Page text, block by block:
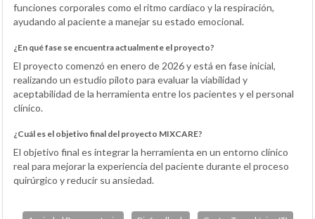
funciones corporales como el ritmo cardíaco y la respiración,
ayudando al paciente a manejar su estado emocional.
¿En qué fase se encuentra actualmente el proyecto?
El proyecto comenzó en enero de 2026 y está en fase inicial,
realizando un estudio piloto para evaluar la viabilidad y
aceptabilidad de la herramienta entre los pacientes y el personal
clínico.
¿Cuál es el objetivo final del proyecto MIXCARE?
El objetivo final es integrar la herramienta en un entorno clínico
real para mejorar la experiencia del paciente durante el proceso
quirúrgico y reducir su ansiedad.